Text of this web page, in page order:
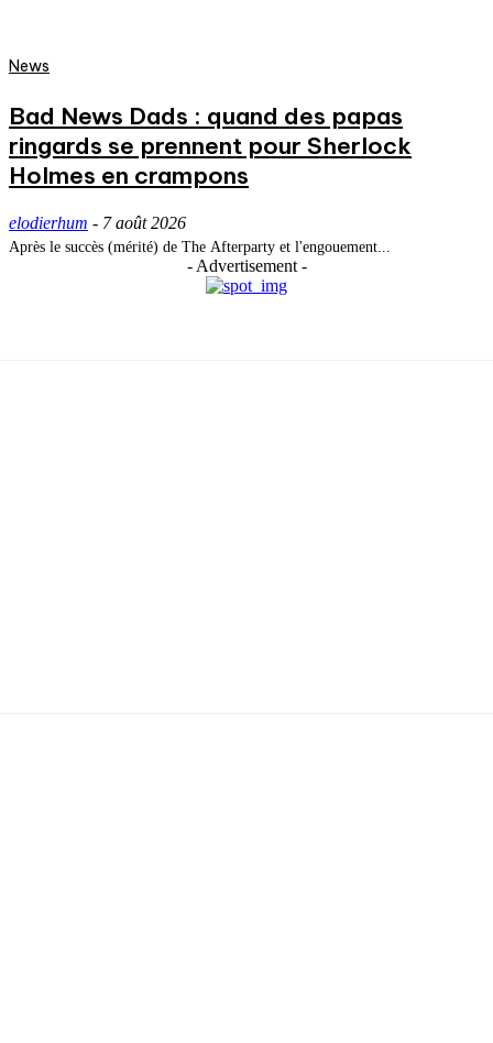
News
Bad News Dads : quand des papas
ringards se prennent pour Sherlock
Holmes en crampons
elodierhum - 7 août 2026
Après le succès (mérité) de The Afterparty et l'engouement...
- Advertisement -